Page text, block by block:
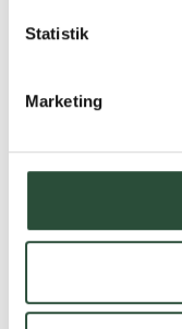
Statistik
Marketing